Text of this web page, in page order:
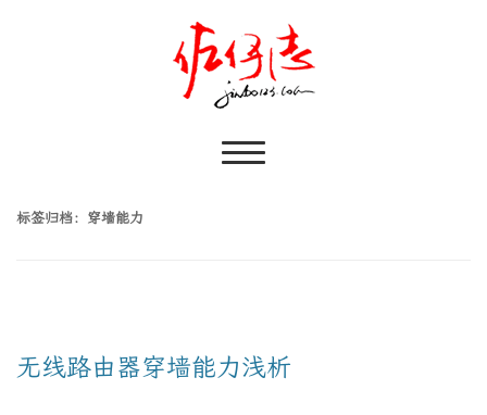
标签归档： 穿墙能力
无线路由器穿墙能力浅析